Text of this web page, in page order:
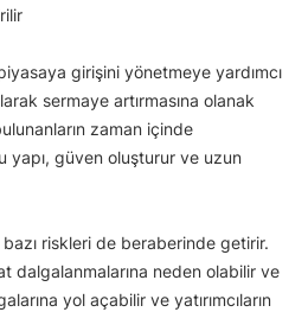
girişini yönetmeye yardımcı
sermaye artırmasına olanak
zaman içinde
yapı, güven oluşturur ve uzun
bazı riskleri de beraberinde getirir.
dalgalanmalarına neden olabilir ve
yol açabilir ve yatırımcıların